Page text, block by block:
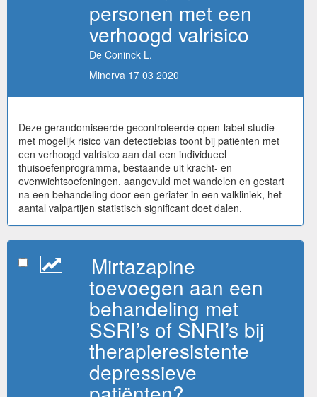
personen met een
verhoogd valrisico
De Coninck L.
Minerva 17 03 2020
Deze gerandomiseerde gecontroleerde open-label studie
met mogelijk risico van detectiebias toont bij patiënten met
een verhoogd valrisico aan dat een individueel
thuisoefenprogramma, bestaande uit kracht- en
evenwichtsoefeningen, aangevuld met wandelen en gestart
na een behandeling door een geriater in een valkliniek, het
aantal valpartijen statistisch significant doet dalen.
Mirtazapine
toevoegen aan een
behandeling met
SSRI’s of SNRI’s bij
therapieresistente
depressieve